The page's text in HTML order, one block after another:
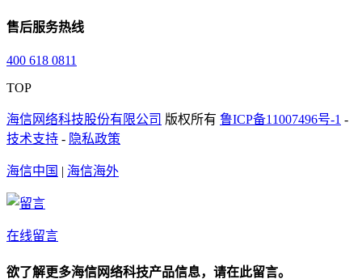
售后服务热线
400 618 0811
TOP
海信网络科技股份有限公司 版权所有 鲁ICP备11007496号-1 -
技术支持 - 隐私政策
海信中国 | 海信海外
在线留言
欲了解更多海信网络科技产品信息，请在此留言。